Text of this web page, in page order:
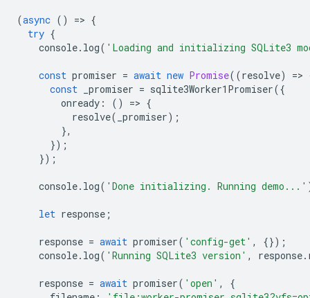
(async () => {
try {
console. log( 'Loading and initializing SQLite3
const promiser = await new Promise((resolve) =>
const
_promiser = sqlite3Worker1Promiser({
onready : () => {
resolve( _promiser);
},
});
});
console. log( 'Done initializing. Running demo...'
let response ;
response = await promiser( 'config-get' ,
{});
console. log( 'Running SQLite3 version' , response.
response = await promiser( 'open' ,
{